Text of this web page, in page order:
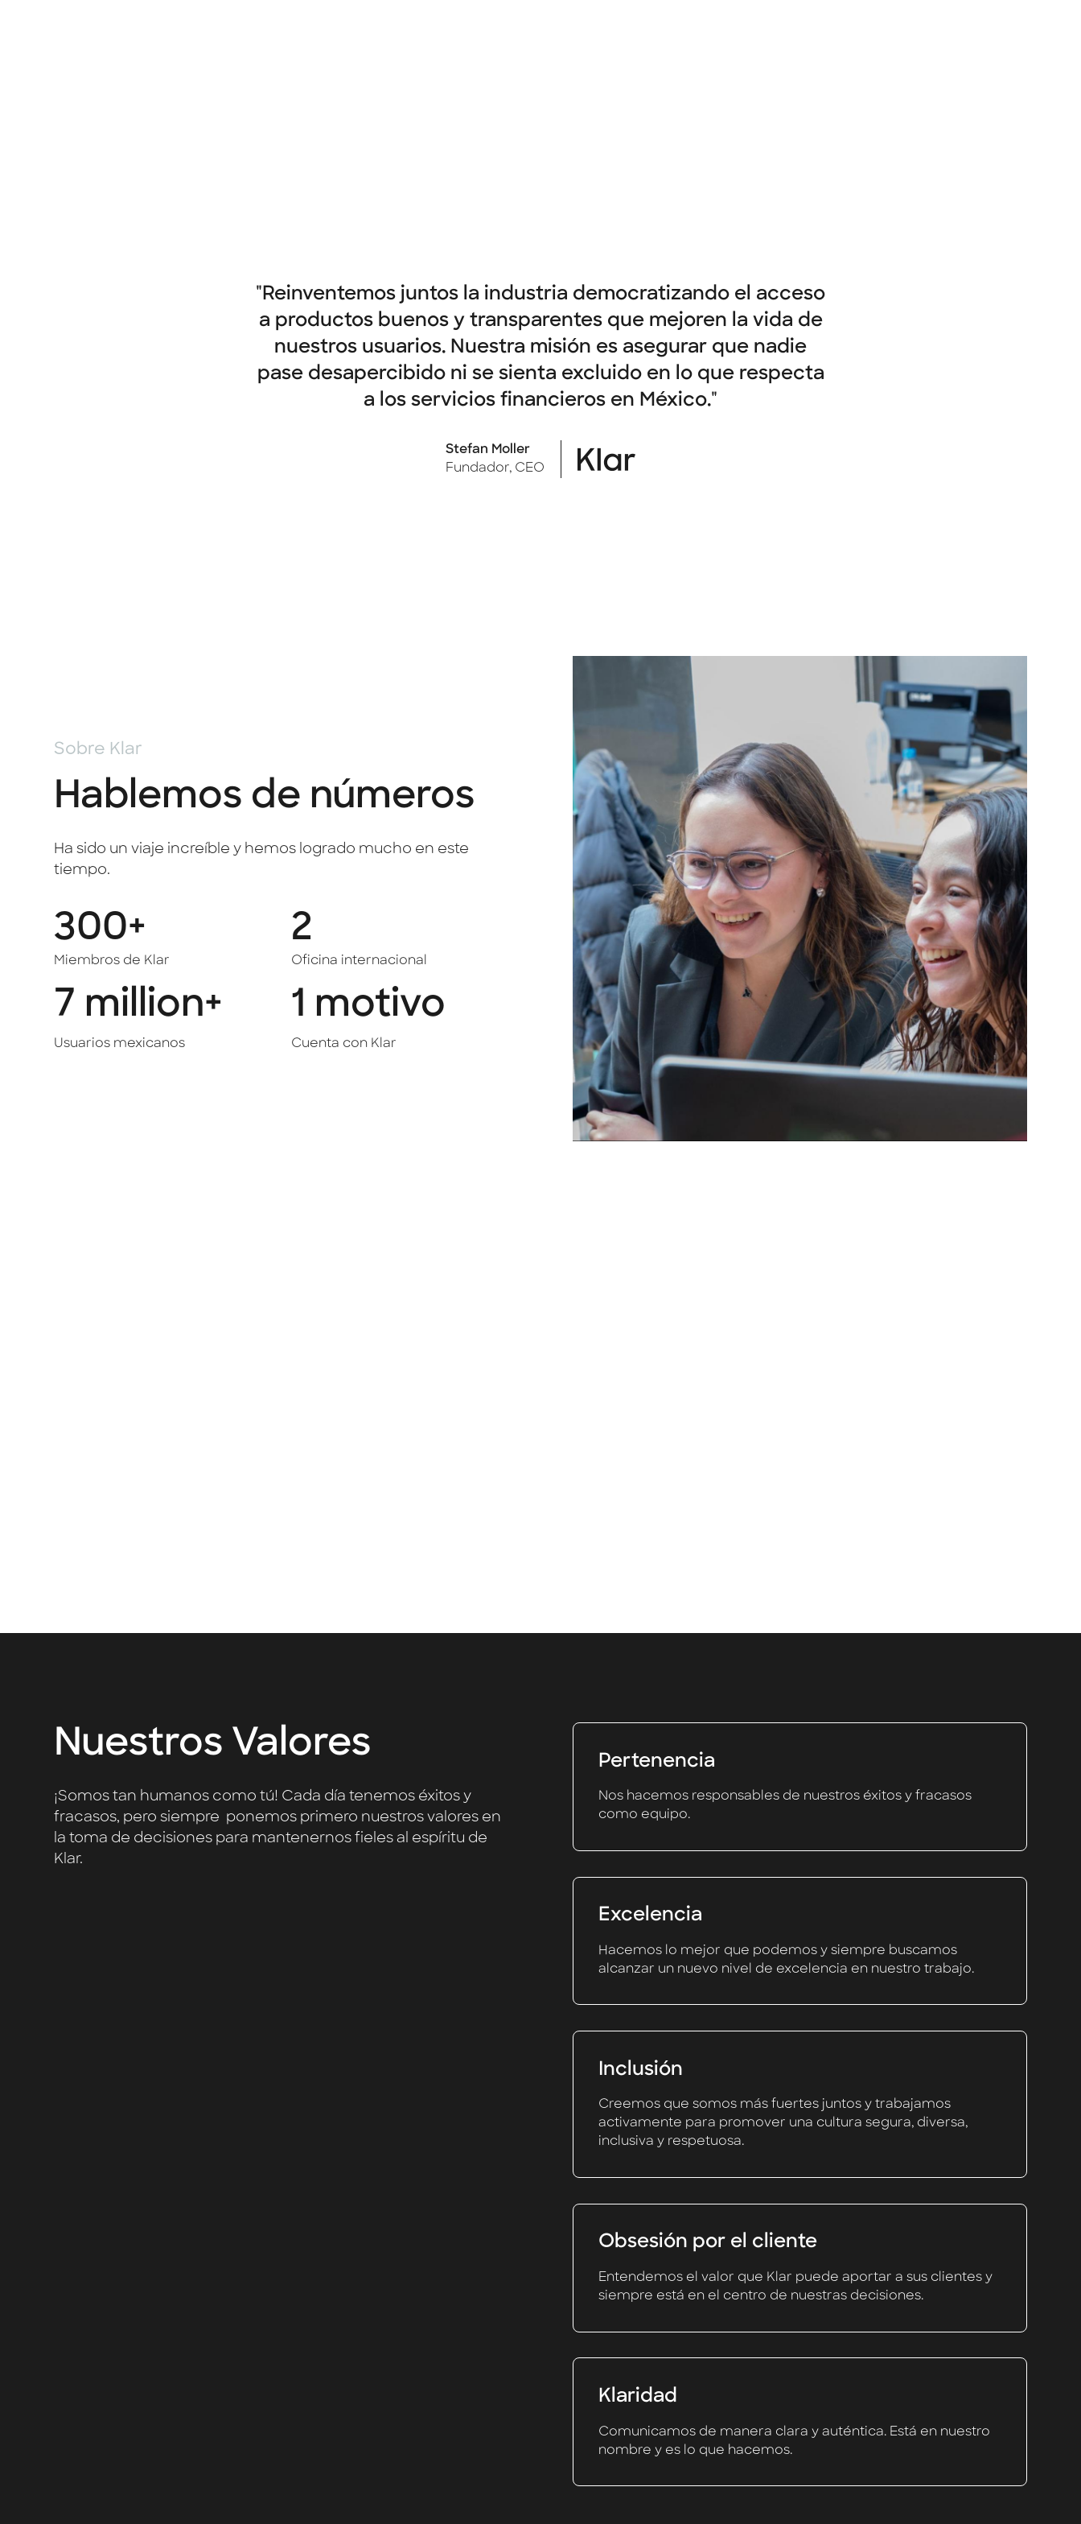
"Reinventemos juntos la industria democratizando el acceso
a productos buenos y transparentes que mejoren la vida de
nuestros usuarios. Nuestra misión es asegurar que nadie
pase desapercibido ni se sienta excluido en lo que respecta
a los servicios financieros en México."
Stefan Moller
Fundador, CEO
Sobre Klar
Hablemos de números
Ha sido un viaje increíble y hemos logrado mucho en este
tiempo.
300+
Miembros de Klar
7 million+
Usuarios mexicanos
2
Oficina internacional
1 motivo
Cuenta con Klar
Nuestros Valores
¡Somos tan humanos como tú! Cada día tenemos éxitos y
fracasos, pero siempre ponemos primero nuestros valores en
la toma de decisiones para mantenernos fieles al espíritu de
Klar.
Pertenencia
Nos hacemos responsables de nuestros éxitos y fracasos
como equipo.
Excelencia
Hacemos lo mejor que podemos y siempre buscamos
alcanzar un nuevo nivel de excelencia en nuestro trabajo.
Inclusión
Creemos que somos más fuertes juntos y trabajamos
activamente para promover una cultura segura, diversa,
inclusiva y respetuosa.
Obsesión por el cliente
Entendemos el valor que Klar puede aportar a sus clientes y
siempre está en el centro de nuestras decisiones.
Klaridad
Comunicamos de manera clara y auténtica. Está en nuestro
nombre y es lo que hacemos.